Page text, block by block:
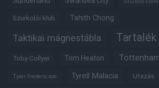
Szurkoló
Szurkolói klub Tahith Chong
Taktikai mágnestábla Tartalék
Toby Collyer Tom Heaton
Tyler Fredericson Tyrell Malacia Utazás